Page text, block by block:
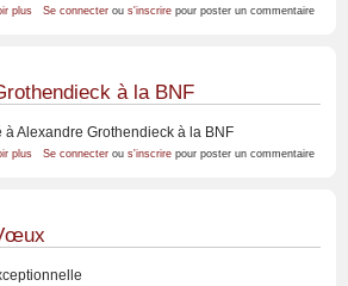
plus sur
librairie
Se connecter ous'inscrire pour poster un commentaire
à la BNF
Alexandre Grothendieck à la BNF
plus sur
la
Se connecter ous'inscrire pour poster un commentaire